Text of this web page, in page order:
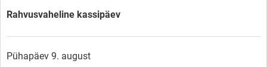
Rahvusvaheline kassipäev
Pühapäev 9. august